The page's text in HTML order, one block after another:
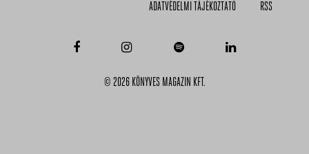
ADATVÉDELMI TÁJÉKOZTATÓ
RSS
© 2026 KÖNYVES MAGAZIN KFT.